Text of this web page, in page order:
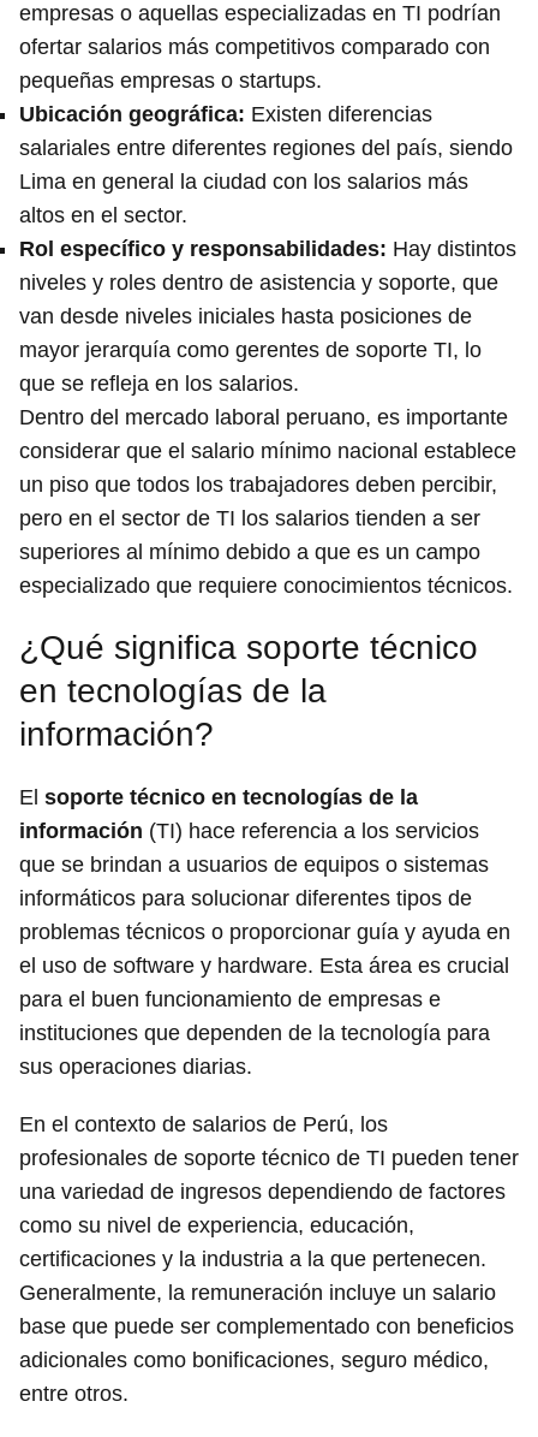
empresas o aquellas especializadas en TI podrían
ofertar salarios más competitivos comparado con
pequeñas empresas o startups.
Ubicación geográfica: Existen diferencias
salariales entre diferentes regiones del país, siendo
Lima en general la ciudad con los salarios más
altos en el sector.
Rol específico y responsabilidades: Hay distintos
niveles y roles dentro de asistencia y soporte, que
van desde niveles iniciales hasta posiciones de
mayor jerarquía como gerentes de soporte TI, lo
que se refleja en los salarios.
Dentro del mercado laboral peruano, es importante
considerar que el salario mínimo nacional establece
un piso que todos los trabajadores deben percibir,
pero en el sector de TI los salarios tienden a ser
superiores al mínimo debido a que es un campo
especializado que requiere conocimientos técnicos.
¿Qué significa soporte técnico
en tecnologías de la
información?
El soporte técnico en tecnologías de la
información (TI) hace referencia a los servicios
que se brindan a usuarios de equipos o sistemas
informáticos para solucionar diferentes tipos de
problemas técnicos o proporcionar guía y ayuda en
el uso de software y hardware. Esta área es crucial
para el buen funcionamiento de empresas e
instituciones que dependen de la tecnología para
sus operaciones diarias.
En el contexto de salarios de Perú, los
profesionales de soporte técnico de TI pueden tener
una variedad de ingresos dependiendo de factores
como su nivel de experiencia, educación,
certificaciones y la industria a la que pertenecen.
Generalmente, la remuneración incluye un salario
base que puede ser complementado con beneficios
adicionales como bonificaciones, seguro médico,
entre otros.